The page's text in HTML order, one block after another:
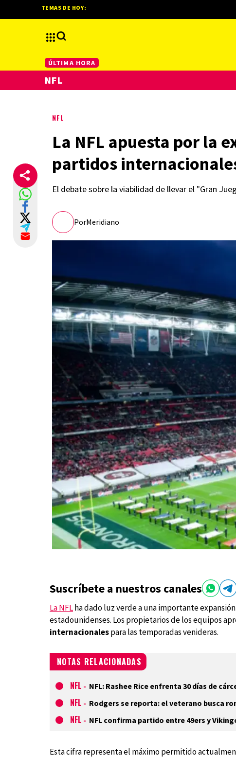
NFL
La NFL apuesta por la
partidos
El debate sobre la viabilidad de llevar el "Gran
PorMeridiano
Suscríbete a nuestros canales
La NFLha dado luz verde a una importante
estadounidenses. Los propietarios de los equipos
internacionalespara las temporadas venideras.
NOTAS RELACIONADAS
NFL - NFL: Rashee Rice enfrenta 30 días de
NFL - Rodgers se reporta: el veterano busca
NFL - NFL confirma partido entre 49ers y
Esta cifra representa el máximo permitido
TEMAS DE HOY:
ÚLTIMA HORA
NFL